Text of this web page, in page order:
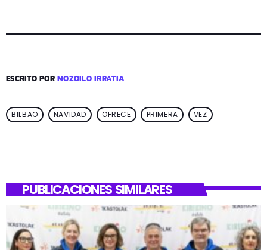
ESCRITO PORMOZOILO IRRATIA
BILBAO NAVIDAD OFRECE PRIMERA VEZ
PUBLICACIONES SIMILARES